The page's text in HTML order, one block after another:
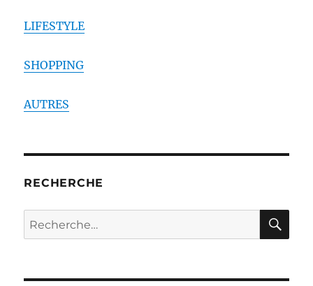
LIFESTYLE
SHOPPING
AUTRES
RECHERCHE
Recherche
pour :